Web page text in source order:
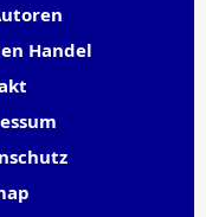
Handel